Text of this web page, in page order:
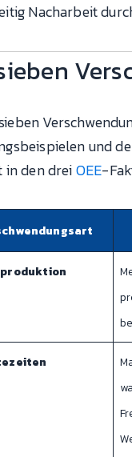
Nacharbeit
und
in den dreiOEE-